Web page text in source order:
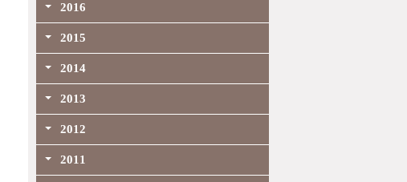
2016
2015
2014
2013
2012
2011